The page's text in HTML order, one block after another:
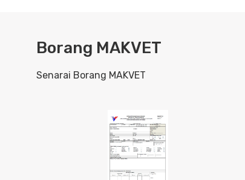
Borang MAKVET
Senarai Borang MAKVET